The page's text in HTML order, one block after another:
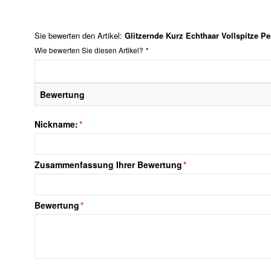
Sie bewerten den Artikel: Glitzernde Kurz Echthaar Vollspitze
Wie bewerten Sie diesen Artikel? *
Bewertung
*
Nickname:
*
Zusammenfassung Ihrer Bewertung
*
Bewertung